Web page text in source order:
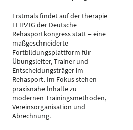
Erstmals findet auf der therapie
LEIPZIG der Deutsche
Rehasportkongress statt – eine
maßgeschneiderte
Fortbildungsplattform für
Übungsleiter, Trainer und
Entscheidungsträger im
Rehasport. Im Fokus stehen
praxisnahe Inhalte zu
modernen Trainingsmethoden,
Vereinsorganisation und
Abrechnung.